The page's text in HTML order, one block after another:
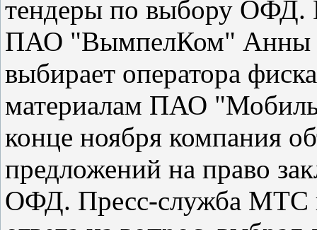
тендеры по выбору ОФД.
ПАО "ВымпелКом" Анны
выбирает оператора
материалам ПАО
конце ноября компания
предложений на право
ОФД. Пресс-служба МТС